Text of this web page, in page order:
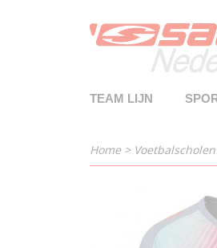
TEAM LIJN
Home> Voetbalscholen